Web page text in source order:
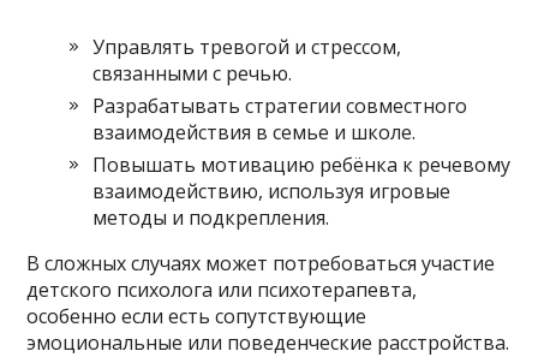
Управлять тревогой и стрессом,
связанными с речью.
Разрабатывать стратегии совместного
взаимодействия в семье и школе.
Повышать мотивацию ребёнка к речевому
взаимодействию, используя игровые
методы и подкрепления.
В сложных случаях может потребоваться участие
детского психолога или психотерапевта,
особенно если есть сопутствующие
эмоциональные или поведенческие расстройства.